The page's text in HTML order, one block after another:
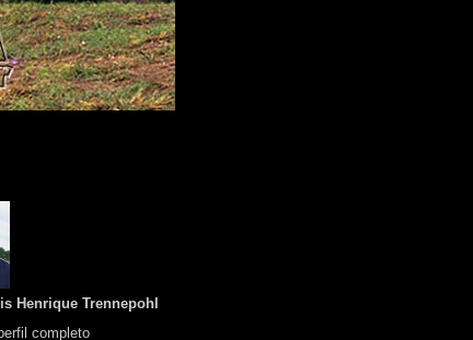
Henrique Trennepohl
completo